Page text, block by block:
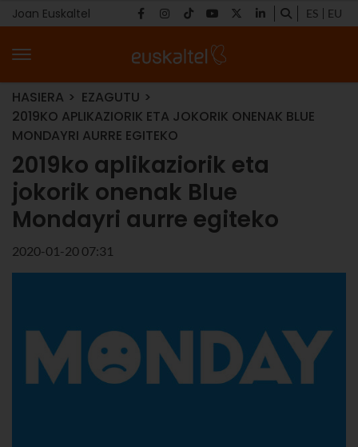
Joan Euskaltel ES EU
HASIERA
EZAGUTU
2019KO APLIKAZIORIK ETA JOKORIK ONENAK BLUE
MONDAYRI AURRE EGITEKO
2019ko aplikaziorik eta
jokorik onenak Blue
Mondayri aurre egiteko
2020-01-20 07:31